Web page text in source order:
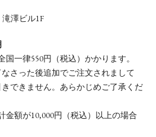
澤ビル1F
一律550円（税込）かかります。
さった後追加でご注文されまして
できません。あらかじめご了承くだ
金額が10,000円（税込）以上の場合